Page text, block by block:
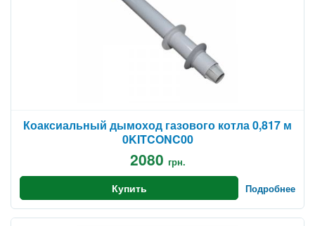
Коаксиальный дымоход газового котла 0,817 м
0KITCONC00
2080 грн.
Купить Подробнее